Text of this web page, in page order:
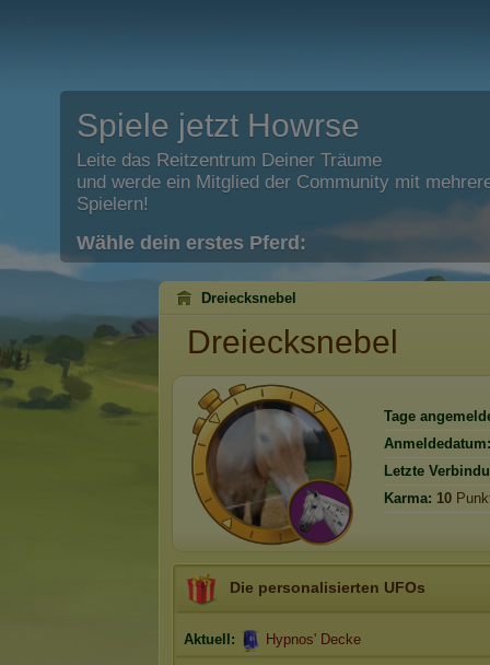
Spiele jetzt Howrse
Leite das Reitzentrum Deiner Träume
und werde ein Mitglied der Community mit
Spielern!
Wähle dein erstes Pferd:
Dreiecksnebel
Dreiecksnebel
Tage
Anmeldedatum:
Letzte
Karma: 10
Die personalisierten UFOs
Aktuell: Hypnos' Decke